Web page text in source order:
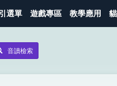
選單 遊戲專區 教學應用
音讀檢索